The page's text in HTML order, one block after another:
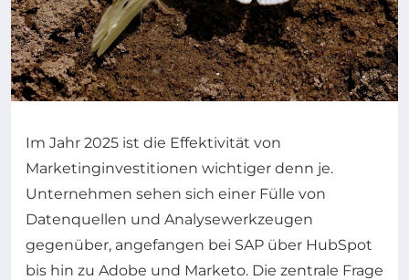
Im Jahr 2025 ist die Effektivität von
Marketinginvestitionen wichtiger denn je.
Unternehmen sehen sich einer Fülle von
Datenquellen und Analysewerkzeugen
gegenüber, angefangen bei SAP über HubSpot
bis hin zu Adobe und Marketo. Die zentrale Frage